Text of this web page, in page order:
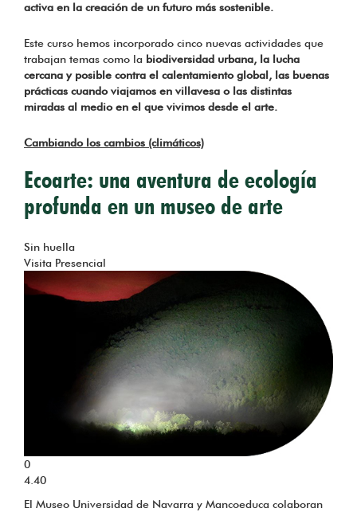
activa en la creación de un futuro más sostenible.
Este curso hemos incorporado cinco nuevas actividades que
trabajan temas como la biodiversidad urbana, la lucha
cercana y posible contra el calentamiento global, las buenas
prácticas cuando viajamos en villavesa o las distintas
miradas al medio en el que vivimos desde el arte.
Cambiando los cambios (climáticos)
Ecoarte: una aventura de ecología
profunda en un museo de arte
Tema
Sin huella
Visita Presencial
0
4.40
El Museo Universidad de Navarra y Mancoeduca colaboran